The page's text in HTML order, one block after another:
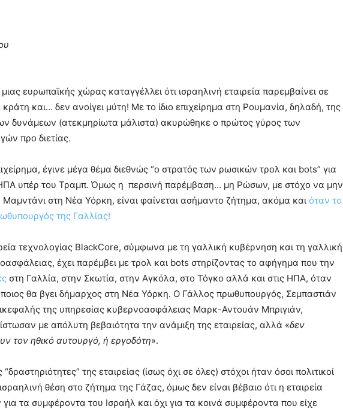
ευρωπαϊκής χώρας καταγγέλλει ότι ισραηλινή εταιρεία παρεμβαίνει σε
και… δεν ανοίγει μύτη! Με το ίδιο επιχείρημα στη Ρουμανία, δηλαδή, της
δυνάμεων (ατεκμηρίωτα μάλιστα) ακυρώθηκε ο πρώτος γύρος των
προ διετίας.
έγινε μέγα θέμα διεθνώς “ο στρατός των ρωσικών τρολ και bots” για
ΗΠΑ υπέρ του Τραμπ. Όμως η περσινή παρέμβαση… μη Ρώσων, με στόχο να μην
Μαμντάνι στη Νέα Υόρκη, είναι φαίνεται ασήμαντο ζήτημα, ακόμα και όταν το
της Γαλλίας!
τεχνολογίας BlackCore, σύμφωνα με τη γαλλική κυβέρνηση και τη γαλλική
έχει παρέμβει με τρολ και bots στηρίζοντας το αφήγημα που την
στη Γαλλία, στην Σκωτία, στην Αγκόλα, στο Τόγκο αλλά και στις ΗΠΑ, όταν
θα βγει δήμαρχος στη Νέα Υόρκη. Ο Γάλλος πρωθυπουργός, Σεμπαστιάν
της υπηρεσίας κυβερνοασφάλειας Μαρκ-Αντουάν Μπριγιάν,
με απόλυτη βεβαιότητα την ανάμιξη της εταιρείας, αλλά «δεν
τον ηθικό αυτουργό, ή εργοδότη».
“δραστηριότητες” της εταιρείας (ίσως όχι σε όλες) στόχοι ήταν όσοι πολιτικοί
θέση στο ζήτημα της Γάζας, όμως δεν είναι βέβαιο ότι η εταιρεία
τα συμφέροντα του Ισραήλ και όχι για τα κοινά συμφέροντα που είχε